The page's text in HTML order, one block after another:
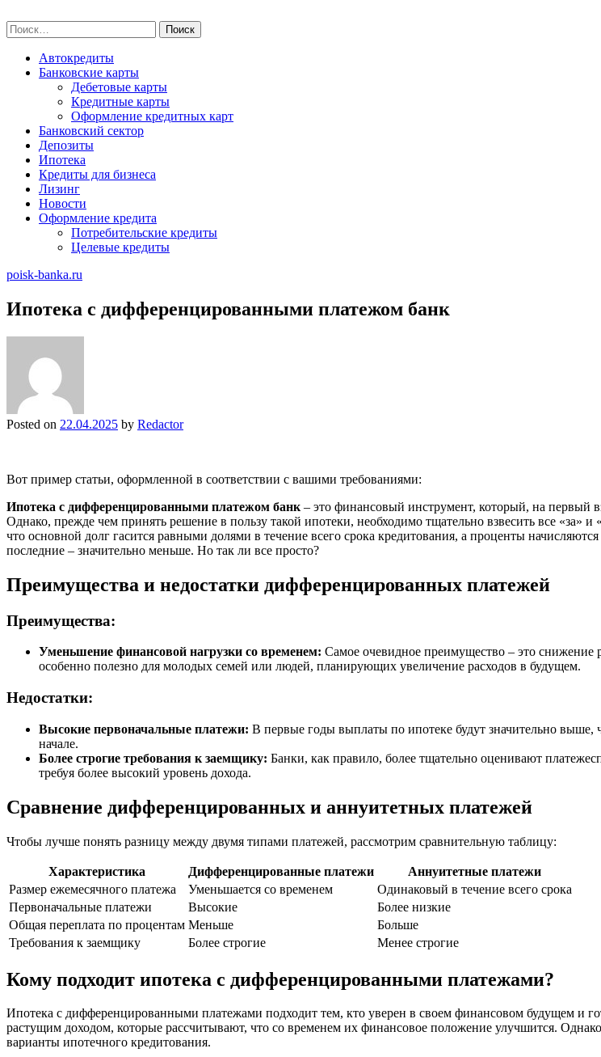
to
content
Найти:
Автокредиты
Банковские карты
Дебетовые карты
Кредитные карты
Оформление кредитных карт
Банковский сектор
Депозиты
Ипотека
Кредиты для бизнеса
Лизинг
Новости
Оформление кредита
Потребительские кредиты
Целевые кредиты
poisk-banka.ru
Ипотека с дифференцированными платежом банк
Posted on 22.04.2025 by Redactor
Вот пример статьи, оформленной в соответствии с вашими требованиями:
Ипотека с дифференцированными платежом банк – это финансовый инструмент, который, на первый
Однако, прежде чем принять решение в пользу такой ипотеки, необходимо тщательно взвесить все «за» и
что основной долг гасится равными долями в течение всего срока кредитования, а проценты
последние – значительно меньше. Но так ли все просто?
Преимущества и недостатки дифференцированных платежей
Преимущества:
Уменьшение финансовой нагрузки со временем: Самое очевидное преимущество – это снижение
особенно полезно для молодых семей или людей, планирующих увеличение расходов в будущем.
Недостатки:
Высокие первоначальные платежи: В первые годы выплаты по ипотеке будут значительно выше,
начале.
Более строгие требования к заемщику: Банки, как правило, более тщательно оценивают
требуя более высокий уровень дохода.
Сравнение дифференцированных и аннуитетных платежей
Чтобы лучше понять разницу между двумя типами платежей, рассмотрим сравнительную таблицу:
Характеристика Дифференцированные платежи
Аннуитетные платежи
Размер ежемесячного платежа
Уменьшается со временем
Одинаковый в течение всего срока
Первоначальные платежи
Высокие
Более низкие
Общая переплата по процентам Меньше
Больше
Требования к заемщику
Более строгие Менее строгие
Кому подходит ипотека с дифференцированными платежами?
Ипотека с дифференцированными платежами подходит тем, кто уверен в своем финансовом будущем и
растущим доходом, которые рассчитывают, что со временем их финансовое положение улучшится.
варианты ипотечного кредитования.